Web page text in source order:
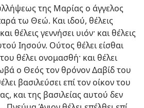
της Μαρίας ο άγγελος
τω Θεώ. Και ιδού, θέλεις
θέλεις γεννήσει υιόν· και θέλεις
Ιησούν. Ούτος θέλει είσθαι
θέλει ονομασθή· και θέλει
ο Θεός τον θρόνον Δαβίδ του
βασιλεύσει επί τον οίκον του
και της βασιλείας αυτού δεν